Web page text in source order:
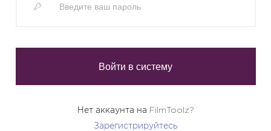
Нет аккаунта на FilmToolz?
Зарегистрируйтесь